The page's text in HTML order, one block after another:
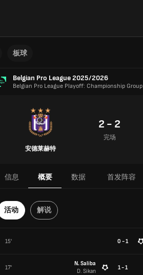
板球
Belgian Pro League 2025/2026
Belgian Pro League Playoff: Championship Group
安德莱赫特
2 - 2
完场
信息 概要 数据 首发阵容
活动 解说
15' 0 - 1
17'
N. Saliba
D. Sikan
1 - 1